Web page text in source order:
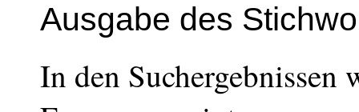
Ausgabe des
In den